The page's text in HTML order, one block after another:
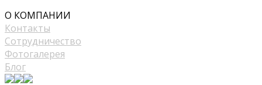
О КОМПАНИИ
Контакты
Сотрудничество
Фотогалерея
Блог